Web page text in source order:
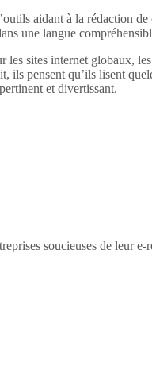
aidant à la rédaction
une langue
les sites internet globaux,
pensent qu’ils lisent
et divertissant.
soucieuses de leur